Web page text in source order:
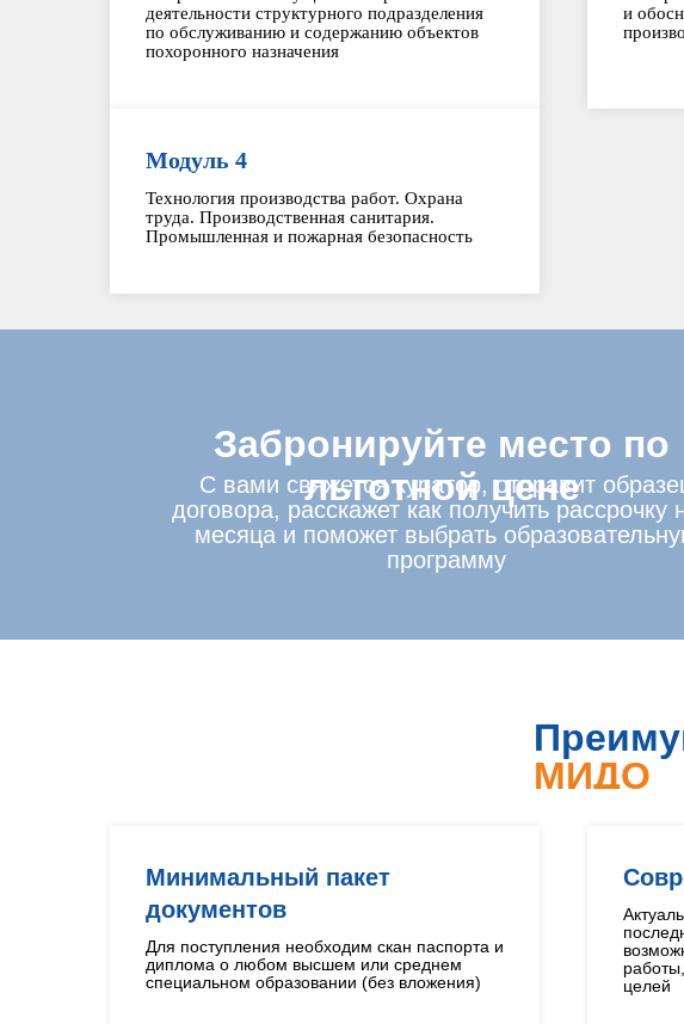
деятельности структурного подразделения
по обслуживанию и содержанию объектов
похоронного назначения
и
Модуль 4
Технология производства работ. Охрана
труда. Производственная санитария.
Промышленная и пожарная безопасность
Забронируйте место по
льготной цене
С вами свяжется куратор, отправит
договора, расскажет как получить рассрочку
месяца и поможет выбрать
программу
МИДО
Минимальный пакет
документов
Для поступления необходим скан паспорта и
диплома о любом высшем или среднем
специальном образовании (без вложения)
целей